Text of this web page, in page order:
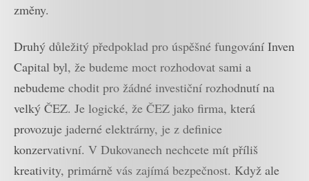
změny.
Druhý důležitý předpoklad pro úspěšné fungování Inven
Capital byl, že budeme moct rozhodovat sami a
nebudeme chodit pro žádné investiční rozhodnutí na
velký ČEZ. Je logické, že ČEZ jako firma, která
provozuje jaderné elektrárny, je z definice
konzervativní. V Dukovanech nechcete mít příliš
kreativity, primárně vás zajímá bezpečnost. Když ale